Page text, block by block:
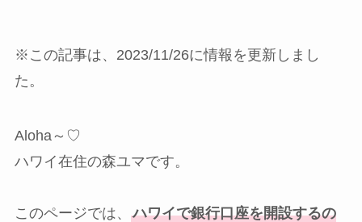
※この記事は、2023/11/26に情報を更新しまし
た。
Aloha～♡
ハワイ在住の森ユマです。
このページでは、 ハワイで銀行口座を開設するの